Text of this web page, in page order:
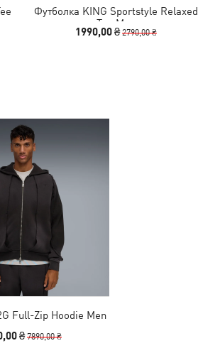
Футболка KING Sportstyle Relaxed
Tee Men
1990,00 ₴2790,00 ₴
Full-Zip Hoodie Men
₴7890,00 ₴